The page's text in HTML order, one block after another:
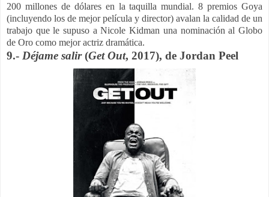
200 millones de dólares en la taquilla mundial. 8 premios Goya
(incluyendo los de mejor película y director) avalan la calidad de un
trabajo que le supuso a Nicole Kidman una nominación al Globo
de Oro como mejor actriz dramática.
9.- Déjame salir(Get Out, 2017), de Jordan Peel